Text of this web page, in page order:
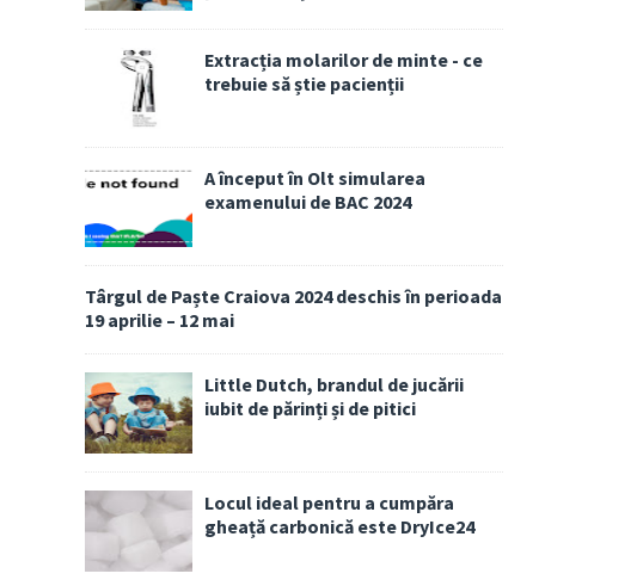
Extracția molarilor de minte - ce
trebuie să știe pacienții
A început în Olt simularea
examenului de BAC 2024
Târgul de Paște Craiova 2024 deschis în perioada
19 aprilie – 12 mai
Little Dutch, brandul de jucării
iubit de părinți și de pitici
Locul ideal pentru a cumpăra
gheață carbonică este DryIce24